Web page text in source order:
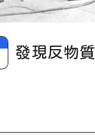
發現反物質